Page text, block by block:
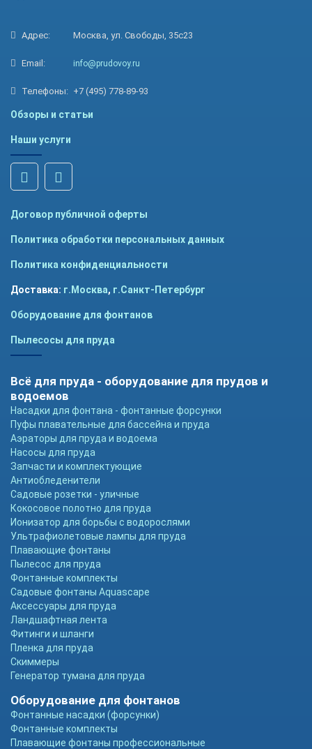
Адрес: Москва, ул. Свободы, 35с23
Email: info@prudovoy.ru
Телефоны: +7 (495) 778-89-93
Обзоры и статьи
Наши услуги
Договор публичной оферты
Политика обработки персональных данных
Политика конфиденциальности
Доставка: г.Москва, г.Санкт-Петербург
Оборудование для фонтанов
Пылесосы для пруда
Всё для пруда - оборудование для прудов и
водоемов
Насадки для фонтана - фонтанные форсунки
Пуфы плавательные для бассейна и пруда
Аэраторы для пруда и водоема
Насосы для пруда
Запчасти и комплектующие
Антиобледенители
Садовые розетки - уличные
Кокосовое полотно для пруда
Ионизатор для борьбы с водорослями
Ультрафиолетовые лампы для пруда
Плавающие фонтаны
Пылесос для пруда
Фонтанные комплекты
Садовые фонтаны Aquascape
Аксессуары для пруда
Ландшафтная лента
Фитинги и шланги
Пленка для пруда
Скиммеры
Генератор тумана для пруда
Оборудование для фонтанов
Фонтанные насадки (форсунки)
Фонтанные комплекты
Плавающие фонтаны профессиональные